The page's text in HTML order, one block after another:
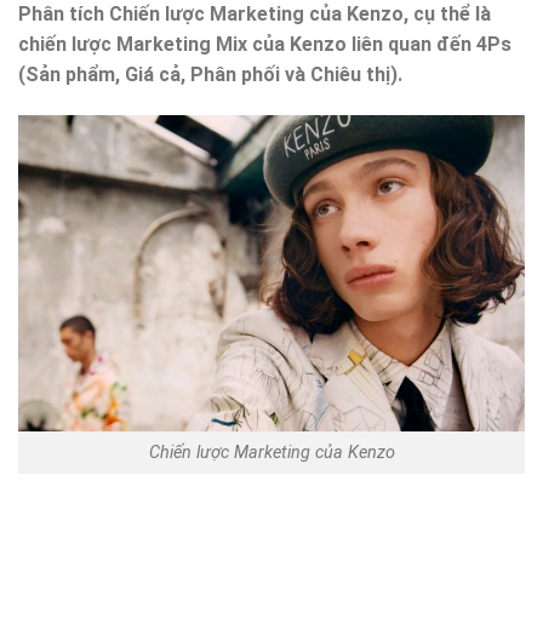
Phân tích Chiến lược Marketing của Kenzo, cụ thể là
chiến lược Marketing Mix của Kenzo liên quan đến 4Ps
(Sản phẩm, Giá cả, Phân phối và Chiêu thị).
Chiến lược Marketing của Kenzo